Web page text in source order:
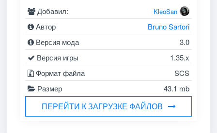
Добавил: KleoSan
Автор
Bruno Sartori
Версия мода
3.0
Версия игры
1.35.x
Формат файла
SCS
Размер
43.1 mb
ПЕРЕЙТИ К ЗАГРУЗКЕ ФАЙЛОВ